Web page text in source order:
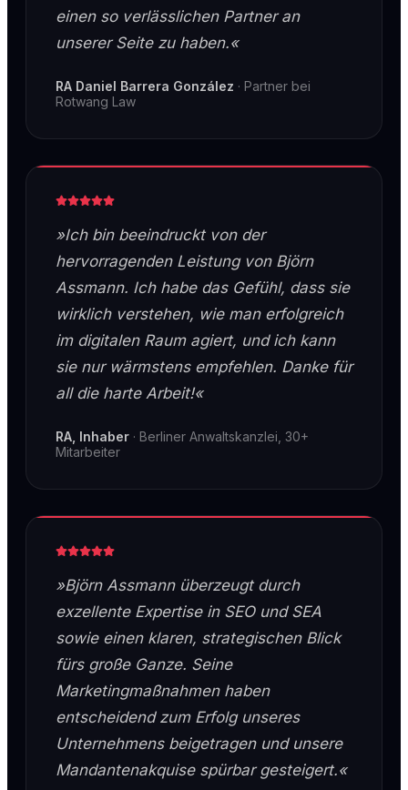
einen so verlässlichen Partner an
unserer Seite zu haben.«
RA Daniel Barrera González · Partner bei
Rotwang Law
»Ich bin beeindruckt von der
hervorragenden Leistung von Björn
Assmann. Ich habe das Gefühl, dass sie
wirklich verstehen, wie man erfolgreich
im digitalen Raum agiert, und ich kann
sie nur wärmstens empfehlen. Danke für
all die harte Arbeit!«
RA, Inhaber · Berliner Anwaltskanzlei, 30+
Mitarbeiter
»Björn Assmann überzeugt durch
exzellente Expertise in SEO und SEA
sowie einen klaren, strategischen Blick
fürs große Ganze. Seine
Marketingmaßnahmen haben
entscheidend zum Erfolg unseres
Unternehmens beigetragen und unsere
Mandantenakquise spürbar gesteigert.«